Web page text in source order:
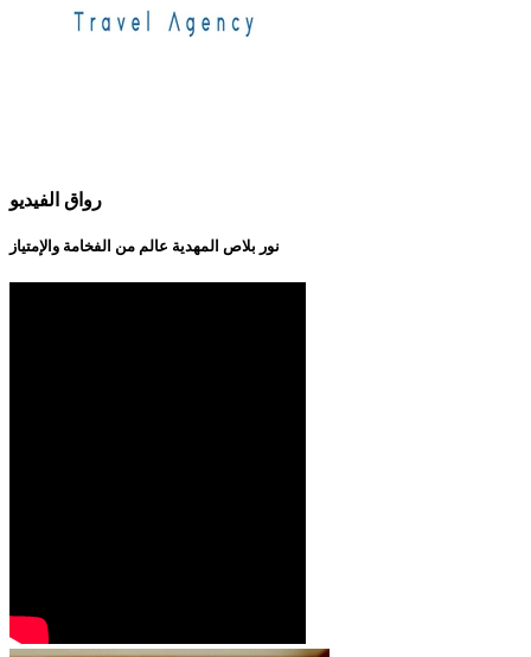
رواق الفيديو
نور بلاص المهدية عالم من الفخامة والإمتياز